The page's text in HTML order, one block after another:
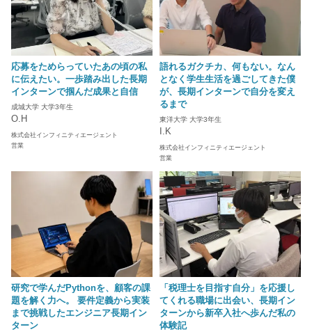
応募をためらっていたあの頃の私
に伝えたい。一歩踏み出した長期
インターンで掴んだ成果と自信
成城大学 大学3年生
O.H
株式会社インフィニティエージェント
営業
語れるガクチカ、何もない。なん
となく学生生活を過ごしてきた僕
が、長期インターンで自分を変え
るまで
東洋大学 大学3年生
I.K
株式会社インフィニティエージェント
営業
研究で学んだPythonを、顧客の課
題を解く力へ。 要件定義から実装
まで挑戦したエンジニア長期イン
ターン
「税理士を目指す自分」を応援し
てくれる職場に出会い、長期イン
ターンから新卒入社へ歩んだ私の
体験記